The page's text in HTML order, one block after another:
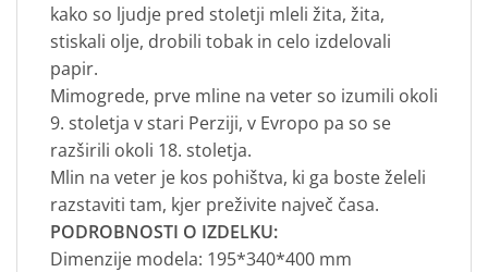
kako so ljudje pred stoletji mleli žita, žita,
stiskali olje, drobili tobak in celo izdelovali
papir.
Mimogrede, prve mline na veter so izumili okoli
9. stoletja v stari Perziji, v Evropo pa so se
razširili okoli 18. stoletja.
Mlin na veter je kos pohištva, ki ga boste želeli
razstaviti tam, kjer preživite največ časa.
PODROBNOSTI O IZDELKU:
Dimenzije modela: 195*340*400 mm